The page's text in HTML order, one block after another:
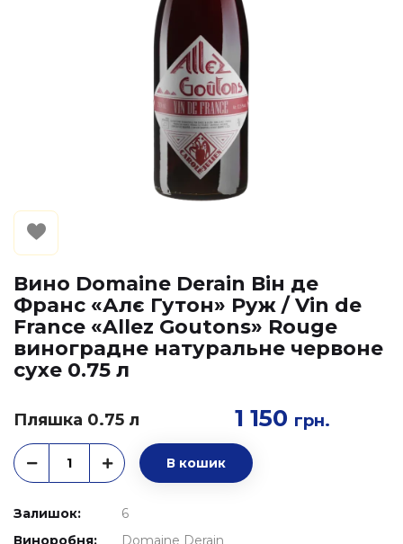
Вино Domaine Derain Він де
Франс «Алє Гутон» Руж / Vin de
France «Allez Goutons» Rouge
виноградне натуральне червоне
сухе 0.75 л
Пляшка 0.75 л 1 150 грн.
В кошик
Залишок:
6
Виноробня:
Domaine Derain